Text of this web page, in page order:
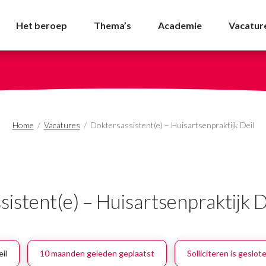
Deil
Het beroep Thema’s Academie
Home / Vacatures / Doktersassistent(e) – Huisartsenpraktijk Deil
– Huisartsenpraktijk
10 maanden geleden geplaatst Solliciteren is